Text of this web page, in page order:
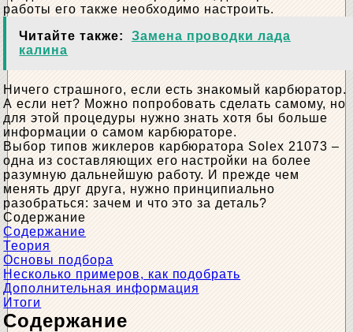
работы его также необходимо настроить.
Читайте также:
Замена проводки лада
калина
Ничего страшного, если есть знакомый карбюратор.
А если нет? Можно попробовать сделать самому, но
для этой процедуры нужно знать хотя бы больше
информации о самом карбюраторе.
Выбор типов жиклеров карбюратора Solex 21073 –
одна из составляющих его настройки на более
разумную дальнейшую работу. И прежде чем
менять друг друга, нужно принципиально
разобраться: зачем и что это за деталь?
Содержание
Содержание
Теория
Основы подбора
Несколько примеров, как подобрать
Дополнительная информация
Итоги
Содержание